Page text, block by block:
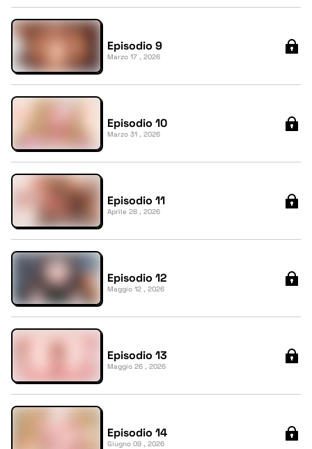
Episodio 9
Marzo 17 , 2026
Episodio 10
Marzo 31 , 2026
Episodio 11
Aprile 28 , 2026
Episodio 12
Maggio 12 , 2026
Episodio 13
Maggio 26 , 2026
Episodio 14
Giugno 09 , 2026